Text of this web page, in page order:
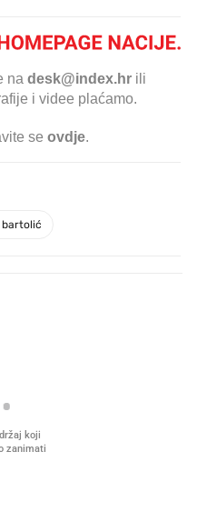
na desk@index.hr ili
i videe plaćamo.
se ovdje.
bartolić